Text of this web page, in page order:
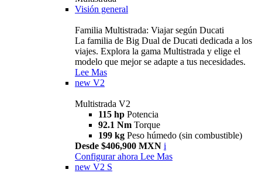
Visión general
Familia Multistrada: Viajar según Ducati
La familia de Big Dual de Ducati dedicada a los
viajes. Explora la gama Multistrada y elige el
modelo que mejor se adapte a tus necesidades.
Lee Mas
new V2
Multistrada V2
115 hp Potencia
92.1 Nm Torque
199 kg Peso húmedo (sin combustible)
Desde $406,900 MXN i
Configurar ahora Lee Mas
new V2 S